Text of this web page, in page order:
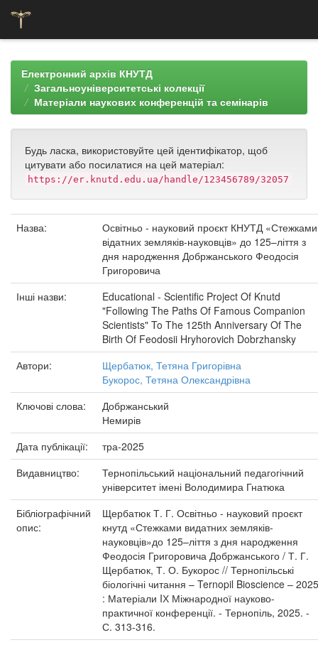
navigationЕлектронний архів КНУТД
Загальноуніверситетські колекції
Матеріали наукових конференцій та семінарів
Будь ласка, використовуйте цей ідентифікатор, щоб
цитувати або посилатися на цей матеріал:
https://er.knutd.edu.ua/handle/123456789/32057
Назва:
Освітньо - науковий проєкт КНУТД «Стежками
відатних земляків-науковців» до 125–ліття з
дня народження Добржанського Феодосія
Григоровича
Інші назви:
Educational - Scientific Project Of Knutd
"Following The Paths Of Famous Companion
Scientists" To The 125th Anniversary Of The
Birth Of Feodosii Hryhorovich Dobrzhansky
Автори:
Щербатюк, Тетяна Григорівна
Букорос, Тетяна Олександрівна
Ключові слова:
Добржанський
Немирів
Дата публікації:
тра-2025
Видавництво:
Тернопільський національний педагогічний
університет імені Володимира Гнатюка
Бібліографічний
опис:
Щербатюк Т. Г. Освітньо - науковий проєкт
кнутд «Стежками видатних земляків-
науковців»до 125–ліття з дня народження
Феодосія Григоровича Добржанського / Т. Г.
Щербатюк, Т. О. Букорос // Тернопільські
біологічні читання – Ternopil Bioscience – 2025
: Матеріали IХ Міжнародної науково-
практичної конференції. - Тернопіль, 2025. -
С. 313-316.